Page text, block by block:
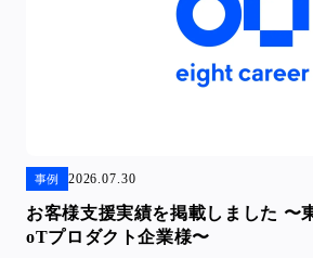
事例 2026.07.30
お客様支援実績を掲載しました 〜
oTプロダクト企業様〜